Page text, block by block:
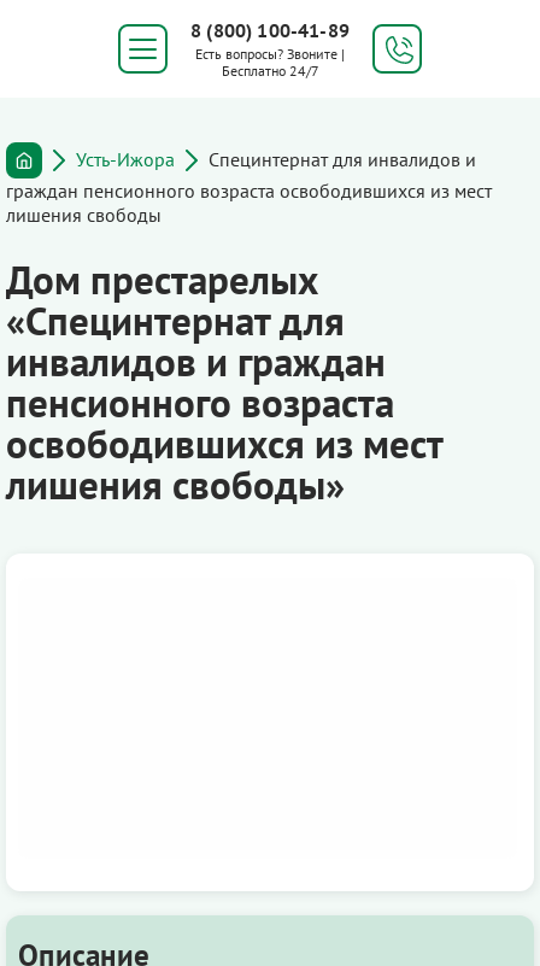
8 (800) 100-41-89
Есть вопросы? Звоните |
Бесплатно 24/7
Усть-Ижора
Специнтернат для инвалидов и
граждан пенсионного возраста освободившихся из мест
лишения свободы
Дом престарелых
«Специнтернат для
инвалидов и граждан
пенсионного возраста
освободившихся из мест
лишения свободы»
Описание